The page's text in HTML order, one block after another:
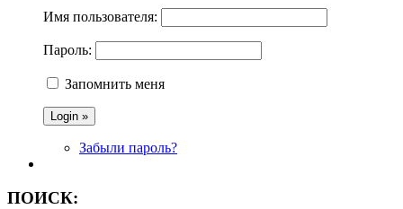
Имя пользователя:
Пароль:
Запомнить меня
Забыли пароль?
ПОИСК: